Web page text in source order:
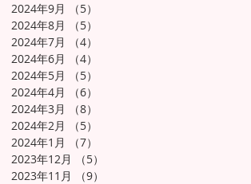
2024年9月
（5）
2024年8月
（5）
2024年7月
（4）
2024年6月
（4）
2024年5月
（5）
2024年4月
（6）
2024年3月
（8）
2024年2月
（5）
2024年1月
（7）
2023年12月
（5）
2023年11月
（9）